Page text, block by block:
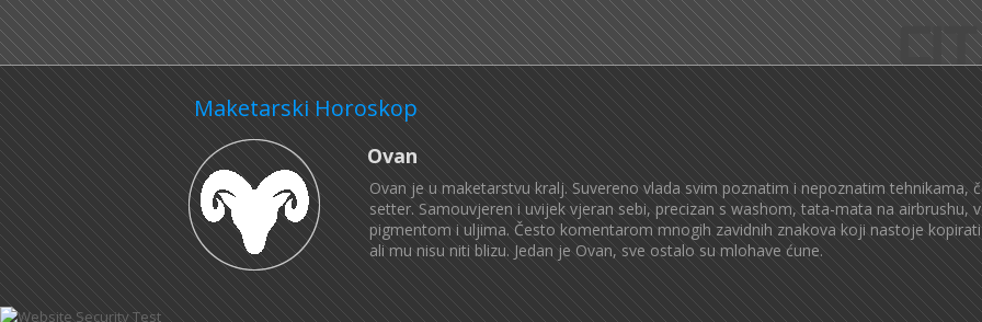
Maketarski Horoskop
Ovan
Ovan je u maketarstvu kralj. Suvereno vlada svim poznatim i nepoznatim tehnikama,
setter. Samouvjeren i uvijek vjeran sebi, precizan s washom, tata-mata na airbrushu,
pigmentom i uljima. Često komentarom mnogih zavidnih znakova koji nastoje
ali mu nisu niti blizu. Jedan je Ovan, sve ostalo su mlohave ćune.